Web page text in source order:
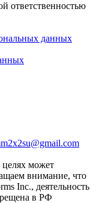
ответственностью
данных
может
внимание, что
Inc., деятельность
в РФ